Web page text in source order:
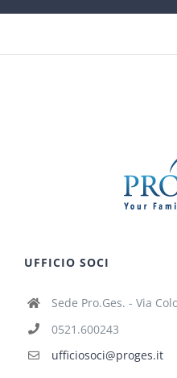
UFFICIO SOCI
Sede Pro.Ges. - Via
0521.600243
ufficiosoci@proges.it